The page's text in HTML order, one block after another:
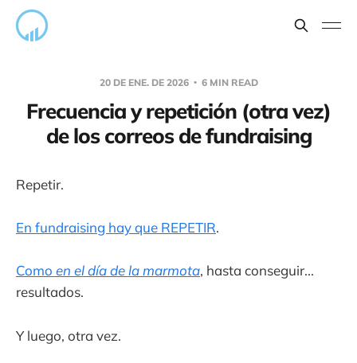
20 DE ENE. DE 2026 6 MIN READ
Frecuencia y repetición (otra vez)
de los correos de fundraising
Repetir.
En fundraising hay que REPETIR.
Como en el día de la marmota, hasta conseguir...
resultados.
Y luego, otra vez.